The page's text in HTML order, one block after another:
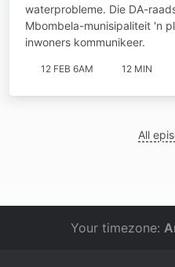
waterprobleme. Die DA-
Mbombela-munisipaliteit 'n
inwoners kommunikeer.
12 FEB 6AM 12 MIN
All
Your timezone: